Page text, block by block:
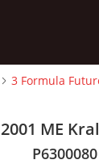
3 Formula
2001 ME
P6300080